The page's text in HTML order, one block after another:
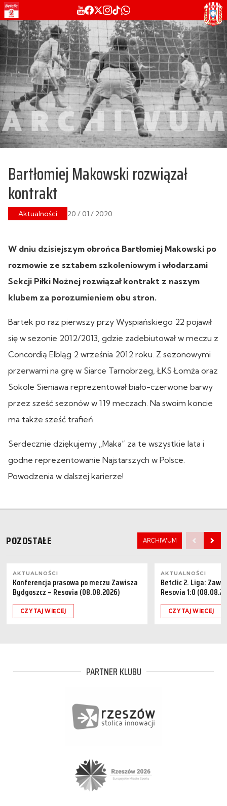
Bartłomiej Makowski rozwiązał
kontrakt
Aktualności 20 / 01 / 2020
W dniu dzisiejszym obrońca Bartłomiej Makowski po
rozmowie ze sztabem szkoleniowym i włodarzami
Sekcji Piłki Nożnej rozwiązał kontrakt z naszym
klubem za porozumieniem obu stron.
Bartek po raz pierwszy przy Wyspiańskiego 22 pojawił
się w sezonie 2012/2013, gdzie zadebiutował w meczu z
Concordią Elbląg 2 września 2012 roku. Z sezonowymi
przerwami na grę w Siarce Tarnobrzeg, ŁKS Łomża oraz
Sokole Sieniawa reprezentował biało-czerwone barwy
przez sześć sezonów w 119 meczach. Na swoim koncie
ma także sześć trafień.
Serdecznie dziękujemy „Maka” za te wszystkie lata i
godne reprezentowanie Najstarszych w Polsce.
Powodzenia w dalszej karierze!
POZOSTAŁE ARCHIWUM
AKTUALNOŚCI
Konferencja prasowa po meczu Zawisza
Bydgoszcz – Resovia (08.08.2026)
CZYTAJ WIĘCEJ
AKTUALNOŚCI
Betclic 2. Liga:
Resovia 1:0
CZYTAJ WIĘCEJ
PARTNER KLUBU